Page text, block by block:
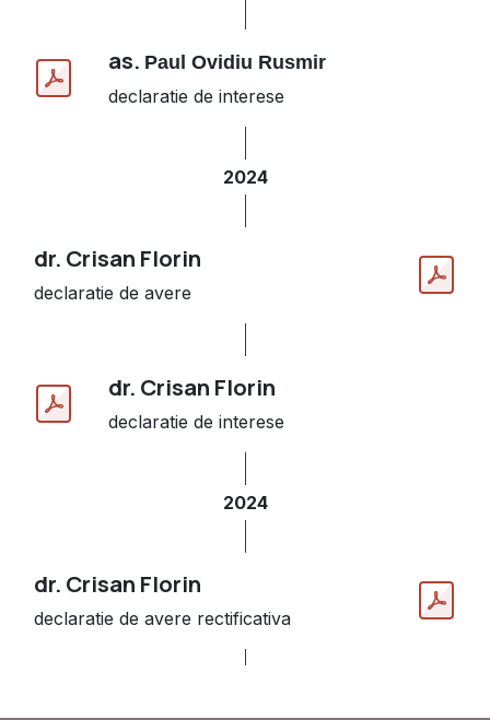
as. Paul Ovidiu Rusmir
declaratie de interese
2024
dr. Crisan Florin
declaratie de avere
dr. Crisan Florin
declaratie de interese
2024
dr. Crisan Florin
declaratie de avere rectificativa